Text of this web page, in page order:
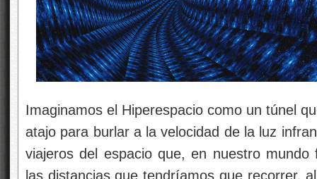
Imaginamos el Hiperespacio como un túnel
atajo para burlar a la velocidad de la luz
viajeros del espacio que, en nuestro
las distancias que tendríamos que recorrer,